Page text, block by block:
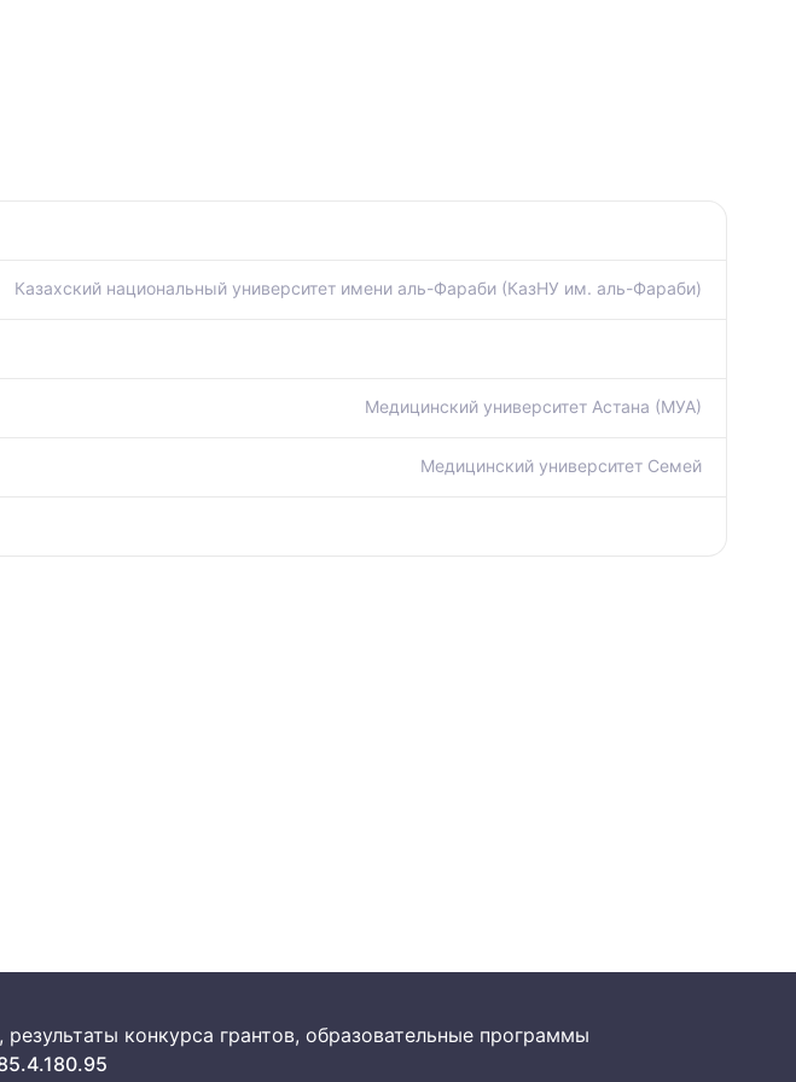
Казахский национальный университет имени аль-Фараби (КазНУ им. аль-Фараби)
Медицинский университет Астана (МУА)
Медицинский университет Семей
конкурса грантов, образовательные программы